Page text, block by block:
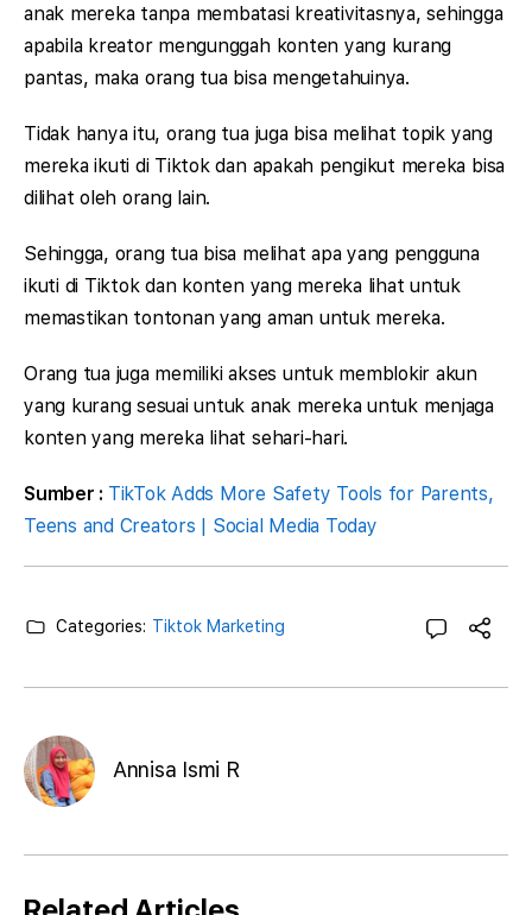
anak mereka tanpa membatasi kreativitasnya, sehingga
apabila kreator mengunggah konten yang kurang
pantas, maka orang tua bisa mengetahuinya.
Tidak hanya itu, orang tua juga bisa melihat topik yang
mereka ikuti di Tiktok dan apakah pengikut mereka bisa
dilihat oleh orang lain.
Sehingga, orang tua bisa melihat apa yang pengguna
ikuti di Tiktok dan konten yang mereka lihat untuk
memastikan tontonan yang aman untuk mereka.
Orang tua juga memiliki akses untuk memblokir akun
yang kurang sesuai untuk anak mereka untuk menjaga
konten yang mereka lihat sehari-hari.
Sumber : TikTok Adds More Safety Tools for Parents,
Teens and Creators | Social Media Today
Categories: Tiktok Marketing
Annisa Ismi R